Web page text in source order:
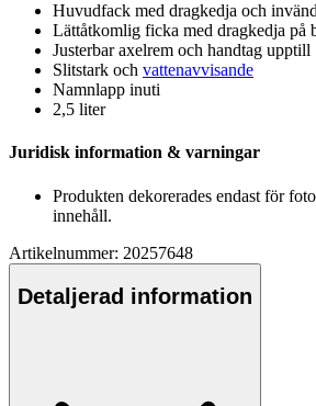
Huvudfack med dragkedja och
Lättåtkomlig ficka med dragkedja på
Justerbar axelrem och handtag upptill
Slitstark och vattenavvisande
Namnlapp inuti
2,5 liter
Juridisk information & varningar
Produkten dekorerades endast för
innehåll.
Artikelnummer: 20257648
Detaljerad information